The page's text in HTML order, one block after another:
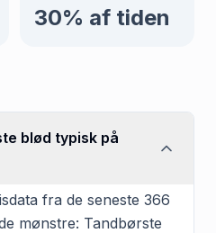
30% af tiden
blød typisk på
fra de seneste 366
mønstre: Tandbørste